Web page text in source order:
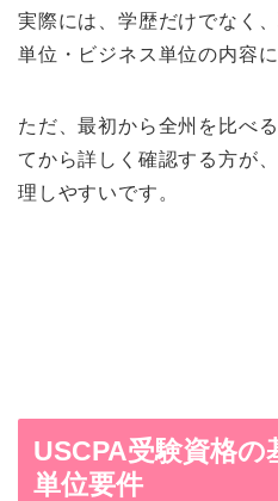
実際には、学歴だけでなく
単位・ビジネス単位の内容
ただ、最初から全州を比べ
てから詳しく確認する方が
理しやすいです。
USCPA受験資格の
単位要件